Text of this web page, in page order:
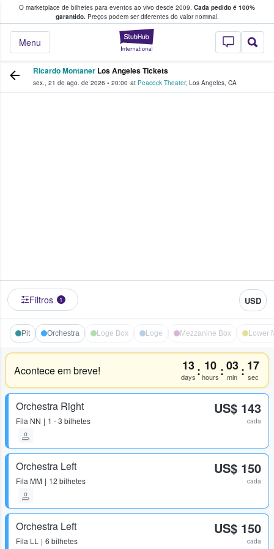
O marketplace de bilhetes para eventos ao vivo desde 2009. Cada pedido é 100%
garantido.Preços podem ser diferentes do valor nominal.
StubHub – onde
Menu
fãs compram e vendem bilhetes
Ricardo Montaner Los Angeles Tickets
sex., 21 de ago. de 2026 • 20:00 at Peacock Theater, Los Angeles, CA
Filtros 1 USD
Pit Orchestra Loge Box Loge Mezzanine Box Lower
Acontece em breve! 13
days : 10
hours :03
min : 17
sec
Orchestra Right
Fila NN 1 - 3 bilhetes
US$ 143
cada
Orchestra Left
Fila MM 12 bilhetes
US$ 150
cada
Orchestra Left
Fila LL 6 bilhetes
US$ 150
cada